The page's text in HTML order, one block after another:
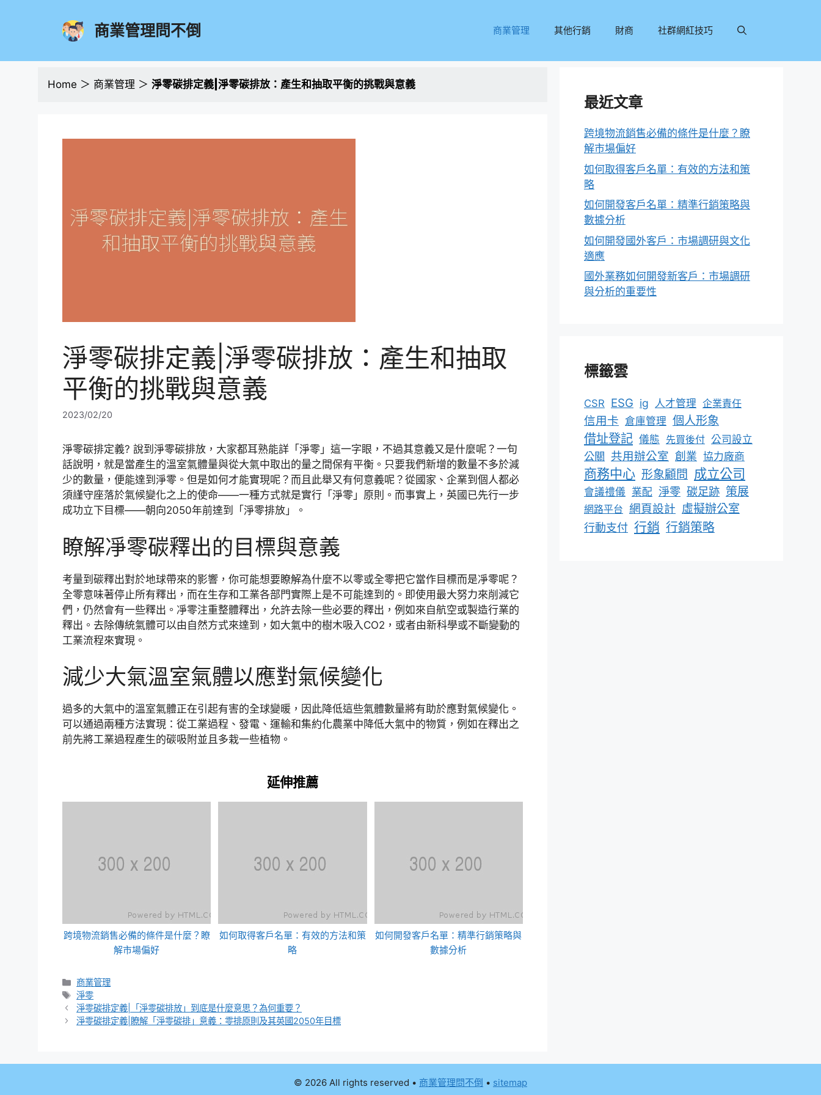
商業管理問不倒 商業管理 其他行銷 財商 社群網紅技巧
Home ＞ 商業管理 ＞ 淨零碳排定義|淨零碳排放：產生和抽取平衡的挑戰與意義
淨零碳排定義|淨零碳排放：產生和抽取
平衡的挑戰與意義
2023/02/20
淨零碳排定義? 說到淨零碳排放，大家都耳熟能詳「淨零」這一字眼，不過其意義又是什麼呢？一句
話說明，就是當產生的溫室氣體量與從大氣中取出的量之間保有平衡。只要我們新增的數量不多於減
少的數量，便能達到淨零。但是如何才能實現呢？而且此舉又有何意義呢？從國家、企業到個人都必
須謹守座落於氣候變化之上的使命——一種方式就是實行「淨零」原則。而事實上，英國已先行一步
成功立下目標——朝向2050年前達到「淨零排放」。
瞭解凈零碳釋出的目標與意義
考量到碳釋出對於地球帶來的影響，你可能想要瞭解為什麼不以零或全零把它當作目標而是凈零呢？
全零意味著停止所有釋出，而在生存和工業各部門實際上是不可能達到的。即使用最大努力來削減它
們，仍然會有一些釋出。凈零注重整體釋出，允許去除一些必要的釋出，例如來自航空或製造行業的
釋出。去除傳統氣體可以由自然方式來達到，如大氣中的樹木吸入CO2，或者由新科學或不斷變動的
工業流程來實現。
減少大氣溫室氣體以應對氣候變化
過多的大氣中的溫室氣體正在引起有害的全球變暖，因此降低這些氣體數量將有助於應對氣候變化。
可以通過兩種方法實現：從工業過程、發電、運輸和集約化農業中降低大氣中的物質，例如在釋出之
前先將工業過程產生的碳吸附並且多栽一些植物。
延伸推薦
跨境物流銷售必備的條件是什麼？瞭
解市場偏好
如何取得客戶名單：有效的方法和策
略
如何開發客戶名單：精準行銷策略與
數據分析
分
類
商業管理
標
籤
淨零
淨零碳排定義|「淨零碳排放」到底是什麼意思？為何重要？
淨零碳排定義|瞭解「淨零碳排」意義：零排原則及其英國2050年目標
最近文章
跨境物流銷售必備的條件是什麼？瞭
解市場偏好
如何取得客戶名單：有效的方法和策
略
如何開發客戶名單：精準行銷策略與
數據分析
如何開發國外客戶：市場調研與文化
適應
國外業務如何開發新客戶：市場調研
與分析的重要性
標籤雲
CSR ESG ig 人才管理 企業責任
信用卡 倉庫管理 個人形象
借址登記 儀態 先買後付 公司設立
公關 共用辦公室 創業 協力廠商
商務中心 形象顧問 成立公司
會議禮儀 業配 淨零 碳足跡 策展
網路平台 網頁設計 虛擬辦公室
行動支付 行銷 行銷策略
© 2026 All rights reserved • 商業管理問不倒 • sitemap